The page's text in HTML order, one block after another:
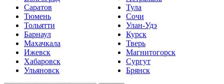
Саратов
Тюмень
Тольятти
Барнаул
Махачкала
Ижевск
Хабаровск
Ульяновск
Тула
Сочи
Улан-Удэ
Курск
Тверь
Магнитогорск
Сургут
Брянск